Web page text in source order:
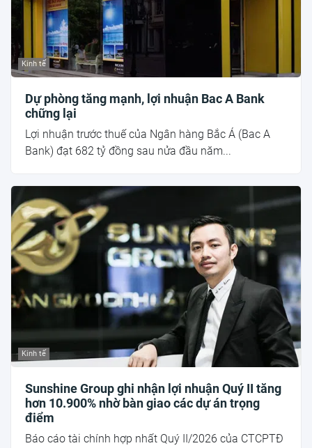
Kinh tế
Dự phòng tăng mạnh, lợi nhuận Bac A Bank
chững lại
Lợi nhuận trước thuế của Ngân hàng Bắc Á (Bac A
Bank) đạt 682 tỷ đồng sau nửa đầu năm...
Kinh tế
Sunshine Group ghi nhận lợi nhuận Quý II tăng
hơn 10.900% nhờ bàn giao các dự án trọng
điểm
Báo cáo tài chính hợp nhất Quý II/2026 của CTCPTĐ